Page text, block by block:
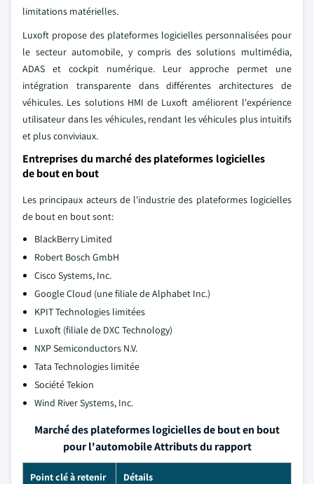
limitations matérielles.
Luxoft propose des plateformes logicielles personnalisées pour
le secteur automobile, y compris des solutions multimédia,
ADAS et cockpit numérique. Leur approche permet une
intégration transparente dans différentes architectures de
véhicules. Les solutions HMI de Luxoft améliorent l'expérience
utilisateur dans les véhicules, rendant les véhicules plus intuitifs
et plus conviviaux.
Entreprises du marché des plateformes logicielles
de bout en bout
Les principaux acteurs de l'industrie des plateformes logicielles
de bout en bout sont:
BlackBerry Limited
Robert Bosch GmbH
Cisco Systems, Inc.
Google Cloud (une filiale de Alphabet Inc.)
KPIT Technologies limitées
Luxoft (filiale de DXC Technology)
NXP Semiconductors N.V.
Tata Technologies limitée
Société Tekion
Wind River Systems, Inc.
Marché des plateformes logicielles de bout en bout
pour l'automobile Attributs du rapport
Point clé à retenir Détails